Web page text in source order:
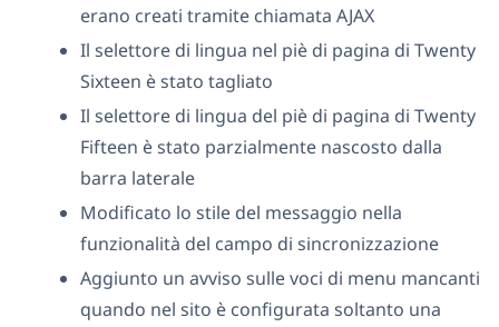
erano creati tramite chiamata AJAX
Il selettore di lingua nel piè di pagina di Twenty
Sixteen è stato tagliato
Il selettore di lingua del piè di pagina di Twenty
Fifteen è stato parzialmente nascosto dalla
barra laterale
Modificato lo stile del messaggio nella
funzionalità del campo di sincronizzazione
Aggiunto un avviso sulle voci di menu mancanti
quando nel sito è configurata soltanto una